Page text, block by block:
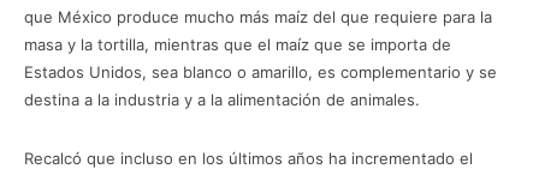
que México produce mucho más maíz del que requiere para la
masa y la tortilla, mientras que el maíz que se importa de
Estados Unidos, sea blanco o amarillo, es complementario y se
destina a la industria y a la alimentación de animales.
Recalcó que incluso en los últimos años ha incrementado el